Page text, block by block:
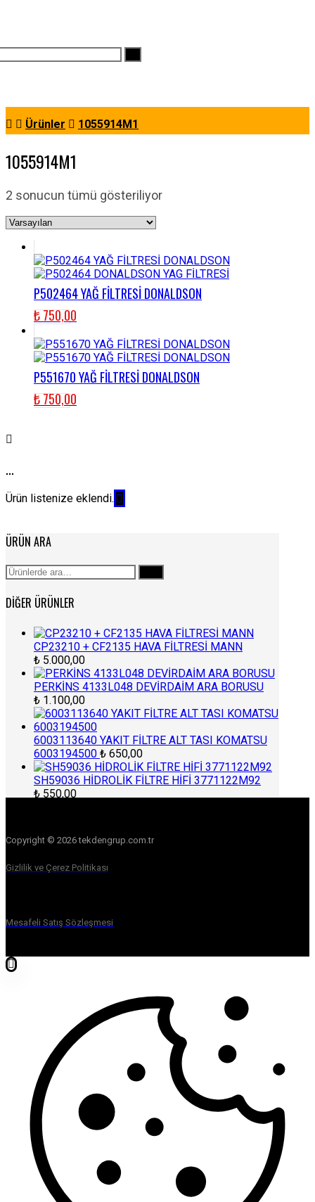
Ürünler 1055914M1
1055914M1
2 sonucun tümü gösteriliyor
P502464 YAĞ FİLTRESİ DONALDSON
₺750,00
P551670 YAĞ FİLTRESİ DONALDSON
₺750,00
...
Ürün listenize eklendi.
ÜRÜN ARA
Ara:
DIĞER ÜRÜNLER
CP23210 + CF2135 HAVA FİLTRESİ MANN
₺ 5.000,00
PERKİNS 4133L048 DEVİRDAİM ARA BORUSU
₺ 1.100,00
6003113640 YAKIT FİLTRE ALT TASI KOMATSU
6003194500 ₺ 650,00
SH59036 HİDROLİK FİLTRE HİFİ 3771122M92
₺ 550,00
Copyright © 2026 tekdengrup.com.tr
Gizlilik ve Çerez Politikası
Mesafeli Satış Sözleşmesi